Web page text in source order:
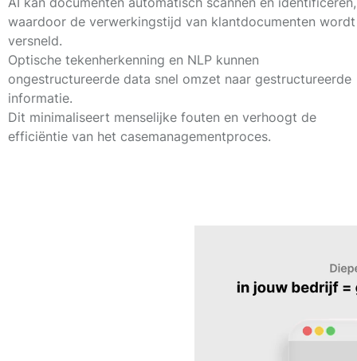
waardoor de verwerkingstijd van klantdocumenten wordt
versneld.
Optische tekenherkenning en NLP kunnen
ongestructureerde data snel omzet naar gestructureerde
informatie.
Dit minimaliseert menselijke fouten en verhoogt de
efficiëntie van het casemanagementproces.